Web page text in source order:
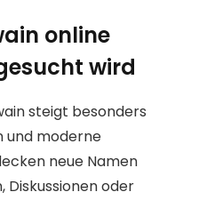
online
wird
steigt besonders
und moderne
neue Namen
Diskussionen oder